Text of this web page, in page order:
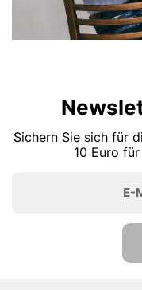
Sichern Sie sich für
10 Euro
E-